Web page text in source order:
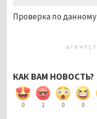
Проверка по
КАК ВАМ НОВОСТЬ?
0 1 0 0